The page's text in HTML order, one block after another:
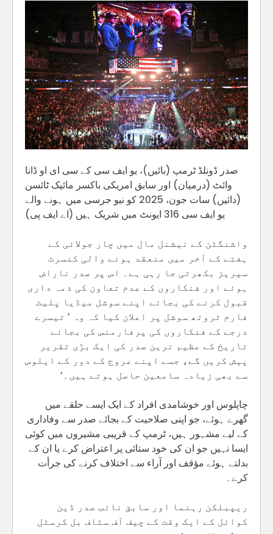
صدر ڈونلڈ ٹرمپ (بائیں)، یو ایف سی کے سی ای او ڈانا
وائٹ (درمیان) اور سابق امریکی باکسر مائیک ٹائسن
(دائیں) سات جون، 2025 کو نیو جرسی میں ہونے والے
یو ایف سی 316 ایونٹ میں شریک ہیں (اے ایف پی)
واشنگٹن کے نیشنل مال میں چار جولائی کے
ہفتے کے آخر میں منعقد ہونے والی کنسرٹ
سیریز بکھرتی جا رہی ہے۔ اس پر صدر ناراض
ہوئے اور فنکاروں کے عدم تعاون کی ذمہ داری
قبول کرنے کی بجائے اپنے سوشل میڈیا پلیٹ
فارم ٹروتھ سوشل پر اعلان کیا کہ وہ ’ تیسرے
درجے کے فنکاروں کی پرفارمنس کی بجائے
تاریخ کے عظیم ترین صدر کی ایک بڑی تقریر
پیش کریں گے، جسے اپنے عروج کے دور کے ایلوس
سے بھی زیادہ سامعین حاصل ہوتے ہیں۔‘
چاپلوس اور خوشامدی افراد کے ایک ایسے حلقے میں
گھرے ہوئے، جو اپنی صلاحیت کے بجائے صدر سے وفاداری
کے لیے مشہور ہیں، ٹرمپ کے قریبی مشیروں میں کوئی
ایسا نہیں جو ان کی خود ستائی پر اعتراض کرے یا ان کے
بدلتے ہوئے مؤقف اور آراء سے اختلاف کرنے کی جرأت
کرے۔
ریپبلکن رہنما اور سابق نائب صدر ڈین
کوائل کے ایک وقت کے چیف آف سٹاف بل کرسٹل